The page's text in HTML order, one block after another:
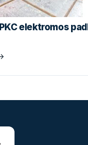
elektromos